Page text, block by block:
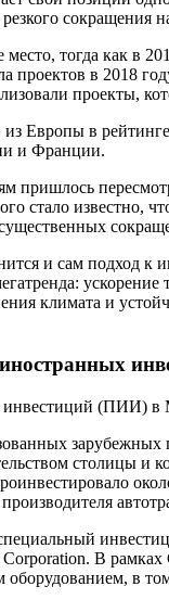
сокращения
тогда как в
проектов в 2018
проекты,
Европы в
и Франции.
пришлось
стало известно,
и сам подход
климата и
(ПИИ) в
зарубежных
столицы и
В
в